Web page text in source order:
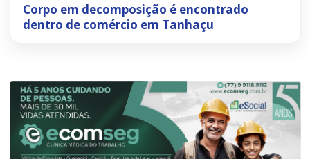
Corpo em decomposição é encontrado
dentro de comércio em Tanhaçu